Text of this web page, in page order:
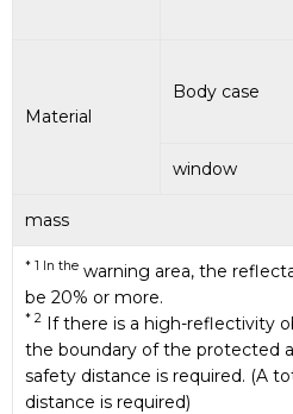
Material
Body case
window
mass
* 1 In the warning area, the
be 20% or more.
* 2 If there is a high-reflectivity
the boundary of the protected
safety distance is required. (A
distance is required)